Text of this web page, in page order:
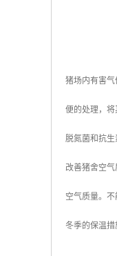
猪场内有害
便的处理，
脱氮菌和抗生
改善猪舍空
空气质量。
冬季的保温